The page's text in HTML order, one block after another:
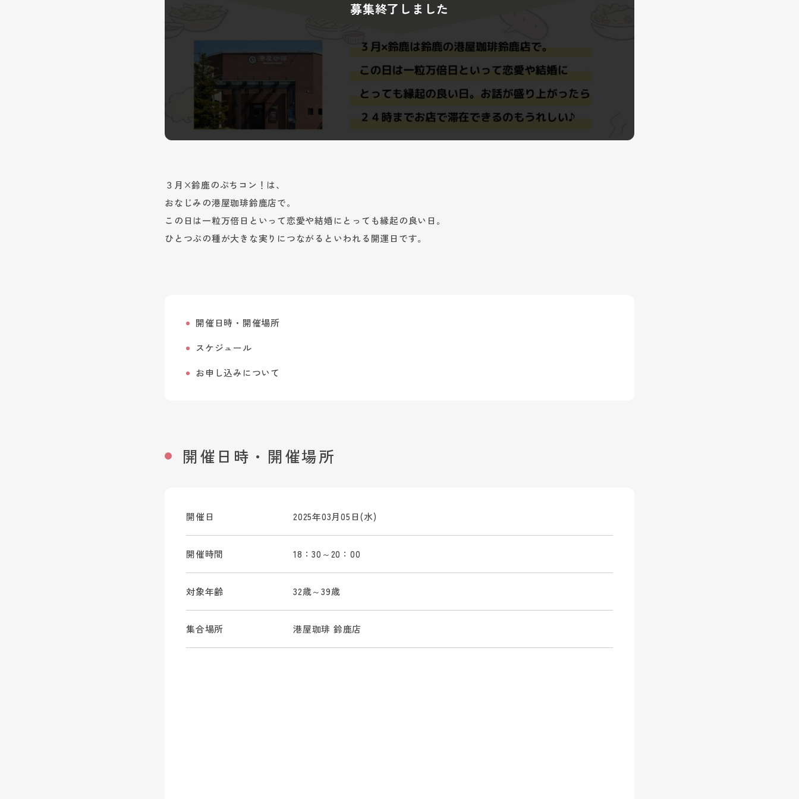
３月×鈴鹿のぷちコン！は、
おなじみの港屋珈琲鈴鹿店で。
この日は一粒万倍日といって恋愛や結婚にとっても縁起の良い日。
ひとつぶの種が大きな実りにつながるといわれる開運日です。
開催日時・開催場所
スケジュール
お申し込みについて
開催日時・開催場所
開催日 2025年03月05日(水)
開催時間 18：30～20：00
対象年齢 32歳～39歳
集合場所 港屋珈琲 鈴鹿店